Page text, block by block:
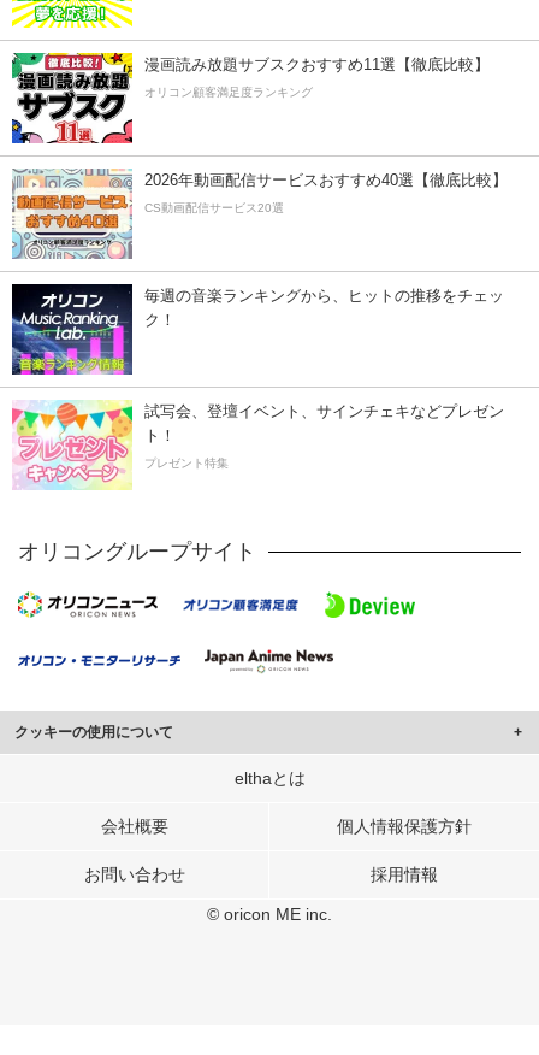
漫画読み放題サブスクおすすめ11選【徹底比較】
オリコン顧客満足度ランキング
2026年動画配信サービスおすすめ40選【徹底比較】
CS動画配信サービス20選
毎週の音楽ランキングから、ヒットの推移をチェッ
ク！
試写会、登壇イベント、サインチェキなどプレゼン
ト！
プレゼント特集
オリコングループサイト
クッキーの使用について
このサイトでは Cookie を使用して、ユーザーに合わせたコンテンツや広告の
行っています。
メディアや広告配信、データ解析の各パートナーに提供しています。
elthaとは
会社概要 個人情報保護方針
お問い合わせ 採用情報
© oricon ME inc.